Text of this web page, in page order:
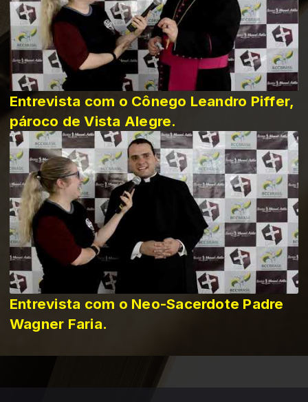
Entrevista com o Cônego Leandro Piffer,
pároco de Vista Alegre.
Entrevista com o Neo-Sacerdote Padre
Wagner Faria.